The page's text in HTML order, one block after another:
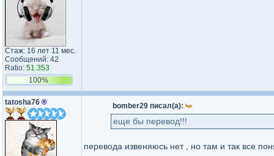
Стаж: 16 лет 11 мес.
Сообщений: 42
Ratio: 51.353
100%
tatosha76 ® bomber29 писал(а):
еще бы перевод!!!
перевода извеняюсь нет , но там и так все